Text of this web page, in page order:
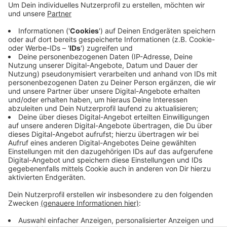
Der Kreis Steinfurt hat begonnen, gut 2.800 Tablets
an seine Schulen zu verteilen. Die Geräte sind für das
Lehrpersonal an den sechs Berufskollegs und fünf
Förderschulen und für Schülerinnen und Schüler, die
zuhause sonst keine Möglichkeit zum Homeschooling
hätten. Für die Tablets sind rund 1,3 Millionen €uro sind
aus dem Digitalpakt von Bund und Land geflossen.
Anzeige
Anzeige